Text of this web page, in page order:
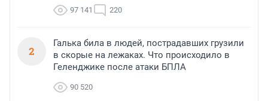
97 141 220
2
Галька била в людей, пострадавших грузили
в скорые на лежаках. Что происходило в
Геленджике после атаки БПЛА
90 520